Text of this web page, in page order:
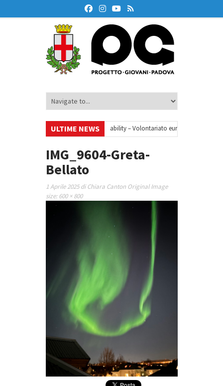
ULTIME NEWS
Your small steps towards sustainability – Volontariato europeo a Padova
• Oxford Debate Lab – Borse di studio 2026/27
IMG_9604-Greta-
Bellato
1 Aprile 2025 diChiara Canton Original Image
size:600 × 800